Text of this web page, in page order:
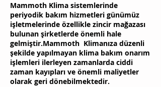
Mammoth Klima sistemlerinde
periyodik bakım hizmetleri günümüz
işletmelerinde özellikle zincir mağazası
bulunan şirketlerde önemli hale
gelmiştir.Mammoth Klimanıza düzenli
şekilde yapılmayan klima bakım onarım
işlemleri ilerleyen zamanlarda ciddi
zaman kayıpları ve önemli maliyetler
olarak geri dönebilmektedir.